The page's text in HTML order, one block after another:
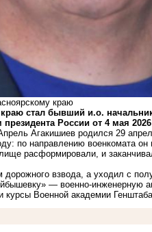
краю
стал бывший и.о.
России от 4 мая 2026
Агакишиев родился 29
по направлению военкомата
расформировали, и
взвода, а уходил с
— военно-инженерную
Военной академии